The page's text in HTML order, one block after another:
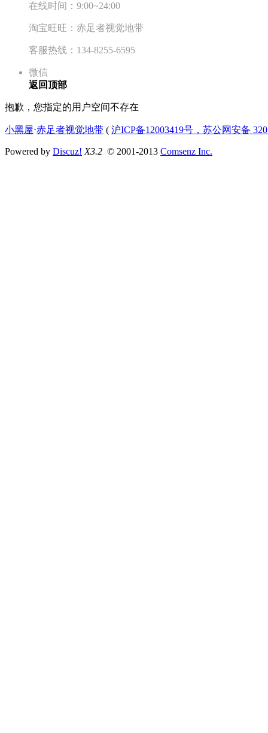
在线时间：9:00~24:00
淘宝旺旺：赤足者视觉地带
客服热线：134-8255-6595
微信
返回顶部
抱歉，您指定的用户空间不存在
小黑屋⋅赤足者视觉地带 ( 沪ICP备12003419号，苏公网安备
Powered by Discuz! X3.2 © 2001-2013 Comsenz Inc.